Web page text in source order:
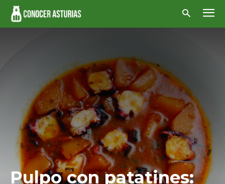
Pulpo con patatines: